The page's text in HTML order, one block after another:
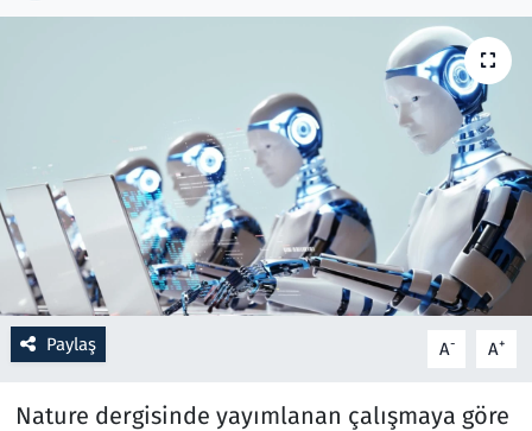
Paylaş A- A+
Nature dergisinde yayımlanan çalışmaya göre
Rüya Tabirleri
Sağlık
Savunma Sanayi
Seçim 2023
Spor